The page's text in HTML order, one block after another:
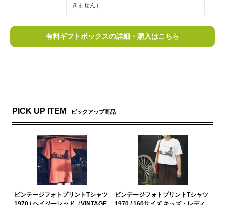
きません）
有料ギフトボックスの詳細・購入はこちら
PICK UP ITEM ピックアップ商品
ビンテージフォトプリントTシャツ
ビンテージフォトプリントTシャツ